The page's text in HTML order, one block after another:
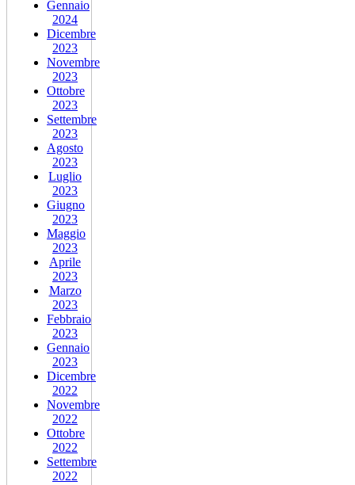
Gennaio
2024
Dicembre
2023
Novembre
2023
Ottobre
2023
Settembre
2023
Agosto
2023
Luglio
2023
Giugno
2023
Maggio
2023
Aprile
2023
Marzo
2023
Febbraio
2023
Gennaio
2023
Dicembre
2022
Novembre
2022
Ottobre
2022
Settembre
2022